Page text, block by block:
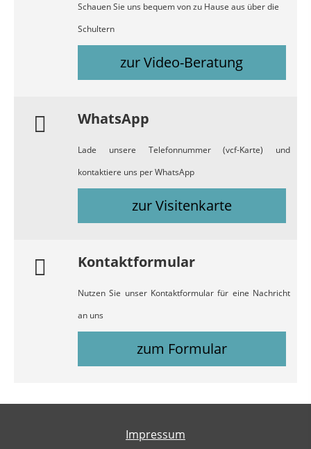
Schauen Sie uns bequem von zu Hause aus über die
Schultern
zur Video-Beratung
WhatsApp
Lade unsere Telefonnummer (vcf-Karte) und
kontaktiere uns per WhatsApp
zur Visitenkarte
Kontaktformular
Nutzen Sie unser Kontaktformular für eine Nachricht
an uns
zum Formular
Impressum